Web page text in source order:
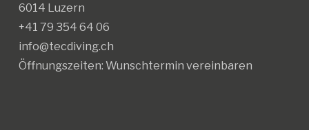
6014 Luzern
+41 79 354 64 06
info@tecdiving.ch
Öffnungszeiten: Wunschtermin vereinbaren